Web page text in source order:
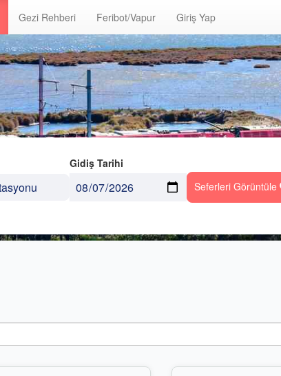
Gezi Rehberi Feribot/Vapur Giriş Yap
Gidiş Tarihi
Seferleri Görüntüle